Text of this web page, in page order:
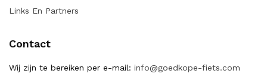
Links En Partners
Contact
Wij zijn te bereiken per e-mail: info@goedkope-fiets.com